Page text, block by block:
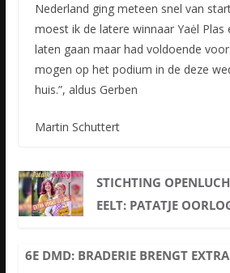
Nederland ging meteen snel van
moest ik de latere winnaar Yaėl Plas
laten gaan maar had voldoende
mogen op het podium in de deze
huis.”, aldus Gerben
Martin Schuttert
STICHTING
EELT: PATATJE
6E DMD: BRADERIE BRENGT EXTRA